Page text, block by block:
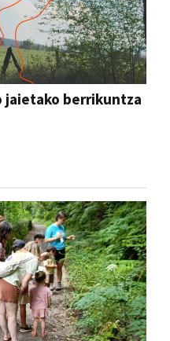
jaietako berrikuntza